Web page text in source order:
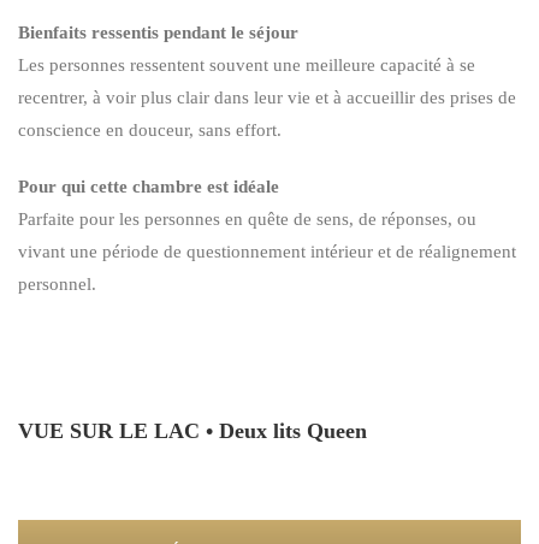
Bienfaits ressentis pendant le séjour
Les personnes ressentent souvent une meilleure capacité à se
recentrer, à voir plus clair dans leur vie et à accueillir des prises de
conscience en douceur, sans effort.
Pour qui cette chambre est idéale
Parfaite pour les personnes en quête de sens, de réponses, ou
vivant une période de questionnement intérieur et de réalignement
personnel.
VUE SUR LE LAC • Deux lits Queen